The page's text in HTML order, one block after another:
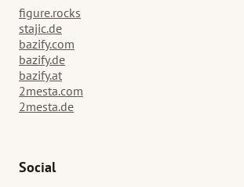
figure.rocks
stajic.de
bazify.com
bazify.de
bazify.at
2mesta.com
2mesta.de
Social